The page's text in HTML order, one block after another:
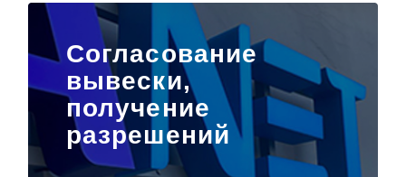
Согласование
вывески,
получение
разрешений